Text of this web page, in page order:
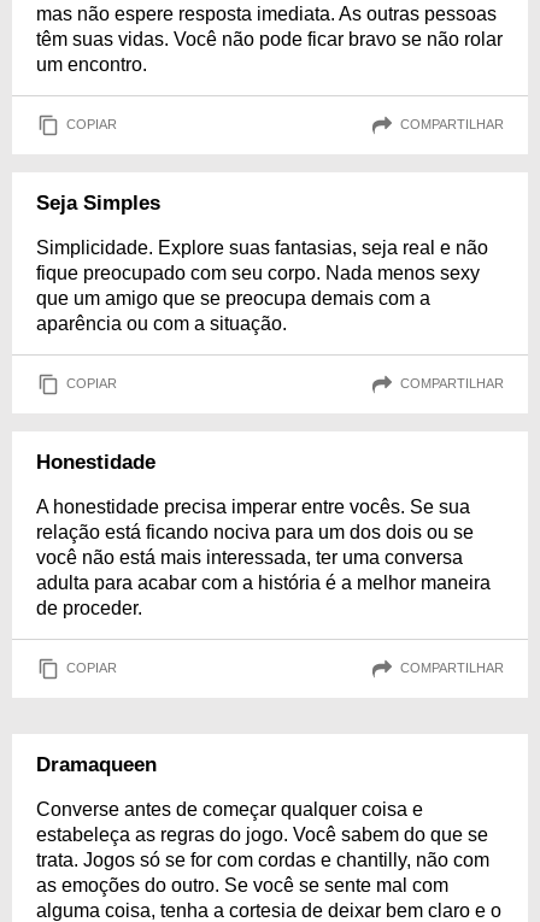
mas não espere resposta imediata. As outras pessoas
têm suas vidas. Você não pode ficar bravo se não rolar
um encontro.
COPIAR COMPARTILHAR
Seja Simples
Simplicidade. Explore suas fantasias, seja real e não
fique preocupado com seu corpo. Nada menos sexy
que um amigo que se preocupa demais com a
aparência ou com a situação.
COPIAR COMPARTILHAR
Honestidade
A honestidade precisa imperar entre vocês. Se sua
relação está ficando nociva para um dos dois ou se
você não está mais interessada, ter uma conversa
adulta para acabar com a história é a melhor maneira
de proceder.
COPIAR COMPARTILHAR
Dramaqueen
Converse antes de começar qualquer coisa e
estabeleça as regras do jogo. Você sabem do que se
trata. Jogos só se for com cordas e chantilly, não com
as emoções do outro. Se você se sente mal com
alguma coisa, tenha a cortesia de deixar bem claro e o